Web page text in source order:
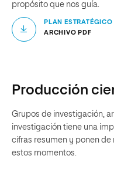
propósito que nos guía.
PLAN
ARCHIVO PDF
Producción
Grupos de investigación,
investigación tiene una
cifras resumen y ponen
estos momentos.